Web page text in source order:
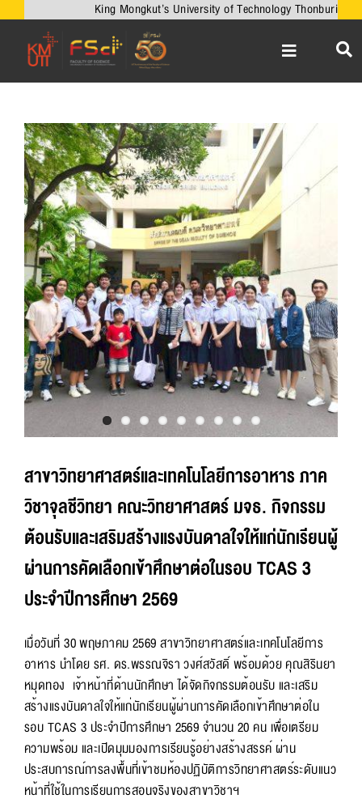
content
King Mongkut’s University of Technology Thonburi
Toggle
Navigation
หน้าหลัก
เกี่ยวกับคณะ
วิชาการ
งานวิจัยและนวัตกรรม
เครือข่ายความร่วมมือ
บริการวิชาการ
ความร่วมมือกับต่างประเทศ
ข่าวและกิจกรรม
View
Larger
Image
สาขาวิทยาศาสตร์และเทคโนโลยีการอาหาร ภาค
วิชาจุลชีวิทยา คณะวิทยาศาสตร์ มจธ. กิจกรรม
ต้อนรับและเสริมสร้างแรงบันดาลใจให้แก่นักเรียนผู้
ผ่านการคัดเลือกเข้าศึกษาต่อในรอบ TCAS 3
ประจำปีการศึกษา 2569
เมื่อวันที่ 30 พฤษภาคม 2569 สาขาวิทยาศาสตร์และเทคโนโลยีการ
อาหาร นำโดย รศ. ดร.พรรณจิรา วงศ์สวัสดิ์ พร้อมด้วย คุณสิรินยา
หมุดทอง เจ้าหน้าที่ด้านนักศึกษา ได้จัดกิจกรรมต้อนรับ และเสริม
สร้างแรงบันดาลใจให้แก่นักเรียนผู้ผ่านการคัดเลือกเข้าศึกษาต่อใน
รอบ TCAS 3 ประจำปีการศึกษา 2569 จำนวน 20 คน เพื่อเตรียม
ความพร้อม และเปิดมุมมองการเรียนรู้อย่างสร้างสรรค์ ผ่าน
ประสบการณ์การลงพื้นที่เข้าชมห้องปฏิบัติการวิทยาศาสตร์ระดับแนว
หน้าที่ใช้ในการเรียนการสอนจริงของสาขาวิชาฯ